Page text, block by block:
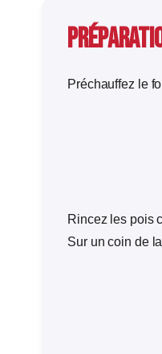
Préchauffez le
Rincez les pois
Sur un coin de